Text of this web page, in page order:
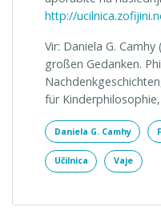
http://
Vir: Daniela G.
großen Gedanken.
für Kinderphilosophie,
Daniela G. Camhy
Učilnica Vaje